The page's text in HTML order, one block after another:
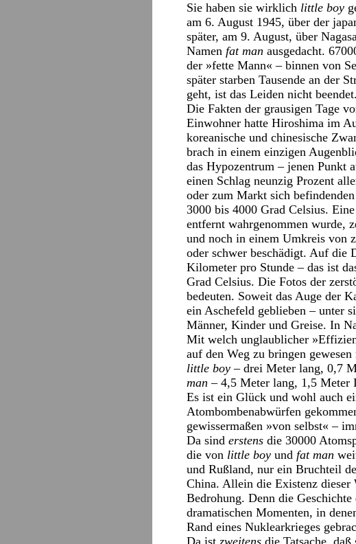
Sie haben sie wirklich little boy
am 6. August 1945, über der
später, am 9. August, über
Namen fat man ausgedacht.
der »fette Mann« – binnen von
später starben Tausende an der
geht, ist das Leiden nicht
Die Fakten der grausigen Tage
Einwohner hatte Hiroshima im
koreanische und chinesische
brach in einem einzigen
das Hypozentrum – jenen Punkt
einen Schlag neunzig Prozent
oder zum Markt sich
3000 bis 4000 Grad Celsius.
entfernt wahrgenommen wurde,
und noch in einem Umkreis von
oder schwer beschädigt. Auf die
Kilometer pro Stunde – das ist
Grad Celsius. Die Fotos der
bedeuten. Soweit das Auge der
ein Aschefeld geblieben – unter
Männer, Kinder und Greise. In
Mit welch unglaublicher
auf den Weg zu bringen
little boy– drei Meter lang, 0,7
man– 4,5 Meter lang, 1,5 Meter
Es ist ein Glück und wohl auch
Atombombenabwürfen
gewissermaßen »von selbst« –
Da sind erstens die 30000
die von little boy und fat man
und Rußland, nur ein Bruchteil
China. Allein die Existenz dieser
Bedrohung. Denn die
dramatischen Momenten, in
Rand eines Nuklearkrieges
Da ist zweitens die Tatsache,